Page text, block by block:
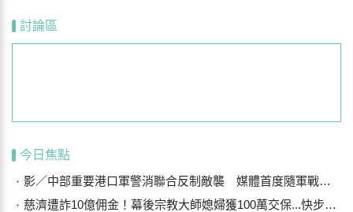
討論區
今日焦點
影／中部重要港口軍警消聯合反制敵襲 媒體首度隨軍戰鬥演練
慈濟遭詐10億佣金！幕後宗教大師媳婦獲100萬交保...快步奔離不發一語